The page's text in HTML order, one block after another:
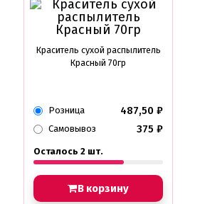
Краситель сухой распылитель
Красный 70гр
Розница 487,50 ₽
Самовывоз 375 ₽
Осталось 2 шт.
В корзину